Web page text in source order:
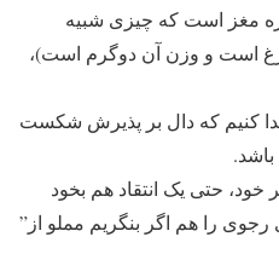
مغز است که چیزی شبیه
است و وزن آن دوگرم است)،
کنیم که دال بر پذیرش شکست
حتی یک انتقاد هم بخود
را هم اگر بنگریم مملو از”